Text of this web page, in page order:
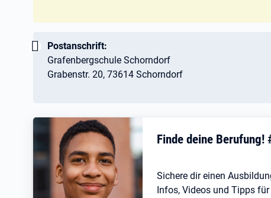
Wichtig:
Postanschrift:
Grafenbergschule Schorndorf
Grabenstr. 20, 73614 Schorndorf
Finde deine
Sichere dir einen
Infos, Videos und Tipps